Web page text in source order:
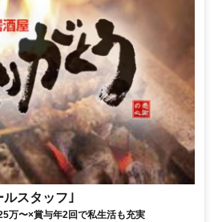
スタッフ｣
万〜×賞与年2回で私生活も充実